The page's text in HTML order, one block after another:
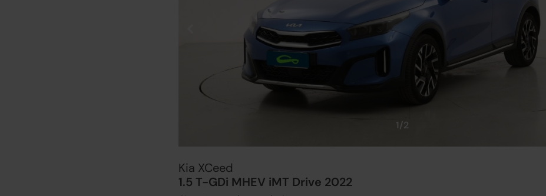
1/2
Kia XCeed
1.5 T-GDi MHEV iMT Drive 2022